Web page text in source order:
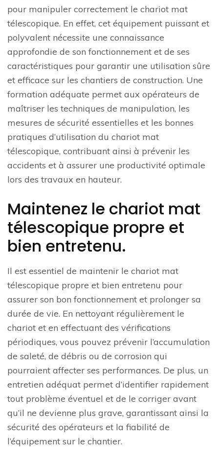
pour manipuler correctement le chariot mat
télescopique. En effet, cet équipement puissant et
polyvalent nécessite une connaissance
approfondie de son fonctionnement et de ses
caractéristiques pour garantir une utilisation sûre
et efficace sur les chantiers de construction. Une
formation adéquate permet aux opérateurs de
maîtriser les techniques de manipulation, les
mesures de sécurité essentielles et les bonnes
pratiques d’utilisation du chariot mat
télescopique, contribuant ainsi à prévenir les
accidents et à assurer une productivité optimale
lors des travaux en hauteur.
Maintenez le chariot mat
télescopique propre et
bien entretenu.
Il est essentiel de maintenir le chariot mat
télescopique propre et bien entretenu pour
assurer son bon fonctionnement et prolonger sa
durée de vie. En nettoyant régulièrement le
chariot et en effectuant des vérifications
périodiques, vous pouvez prévenir l’accumulation
de saleté, de débris ou de corrosion qui
pourraient affecter ses performances. De plus, un
entretien adéquat permet d’identifier rapidement
tout problème éventuel et de le corriger avant
qu’il ne devienne plus grave, garantissant ainsi la
sécurité des opérateurs et la fiabilité de
l’équipement sur le chantier.